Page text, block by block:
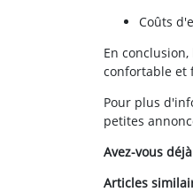
Coûts
En
confortable et
Pour plus
petites
Avez-vous
Articles